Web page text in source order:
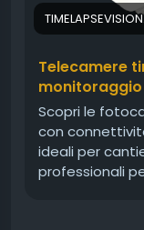
Telecamere
Scopri le
con
ideali per
professionali